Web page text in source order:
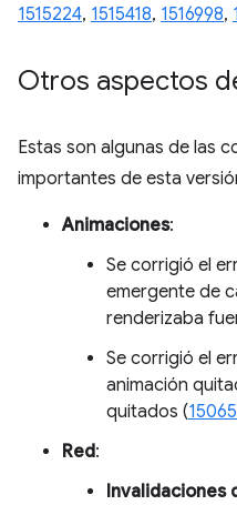
1515224, 1515418, 1516998,
Otros aspectos
Estas son algunas de las
importantes de esta
Animaciones:
Se corrigió el
emergente de
renderizaba
Se corrigió el
animación
quitados (
Red:
Invalidaciones